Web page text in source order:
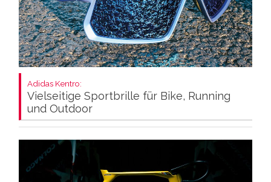
Adidas Kentro:
Vielseitige Sportbrille für Bike, Running
und Outdoor